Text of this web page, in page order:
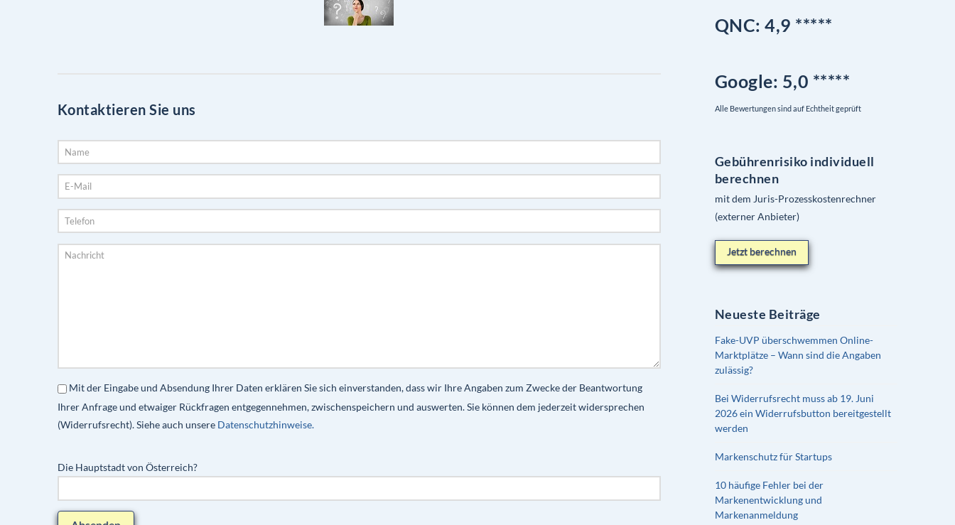
Kontaktieren Sie uns
Mit der Eingabe und Absendung Ihrer Daten erklären Sie sich einverstanden, dass wir Ihre Angaben zum Zwecke der Beantwortung
Ihrer Anfrage und etwaiger Rückfragen entgegennehmen, zwischenspeichern und auswerten. Sie können dem jederzeit widersprechen
(Widerrufsrecht). Siehe auch unsere Datenschutzhinweise.
Die Hauptstadt von Österreich?
QNC: 4,9 *****
Google: 5,0 *****
Alle Bewertungen sind auf Echtheit geprüft
Gebührenrisiko individuell
berechnen
mit dem Juris-Prozesskostenrechner
(externer Anbieter)
Jetzt berechnen
Neueste Beiträge
Fake-UVP überschwemmen Online-
Marktplätze – Wann sind die Angaben
zulässig?
Bei Widerrufsrecht muss ab 19. Juni
2026 ein Widerrufsbutton bereitgestellt
werden
Markenschutz für Startups
10 häufige Fehler bei der
Markenentwicklung und
Markenanmeldung